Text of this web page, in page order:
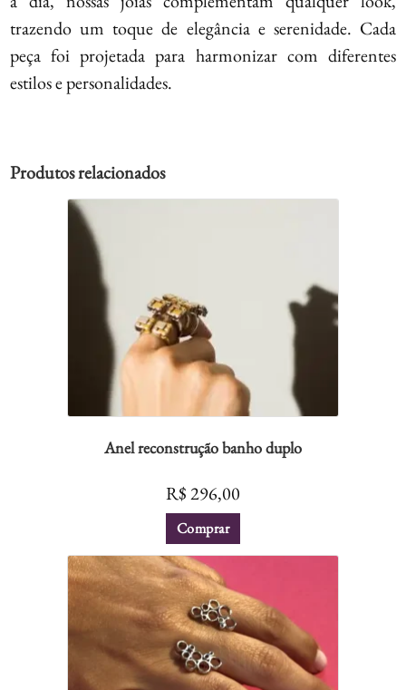
trazendo um toque de elegância e serenidade. Cada
peça foi projetada para harmonizar com diferentes
estilos e personalidades.
Produtos relacionados
Anel reconstrução banho duplo
R$296,00
Comprar